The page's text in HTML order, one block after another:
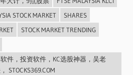
STOCK MARKET
SHARES
STOCK MARKET TRENDING
件，投资软件，KC选股神器，吴老
STOCKS369.COM